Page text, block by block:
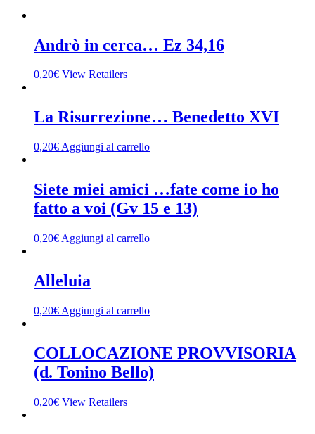
Andrò in cerca… Ez 34,16
0,20€ View Retailers
La Risurrezione… Benedetto XVI
0,20€ Aggiungi al carrello
Siete miei amici …fate come io ho
fatto a voi (Gv 15 e 13)
0,20€ Aggiungi al carrello
Alleluia
0,20€ Aggiungi al carrello
COLLOCAZIONE PROVVISORIA
(d. Tonino Bello)
0,20€ View Retailers